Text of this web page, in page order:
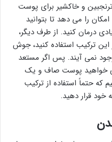
و خاکشیر برای پوست
را می دهد تا بتوانید
درمان کنید. از طرف دیگر،
این ترکیب استفاده کنید، جوش
نمی آیند. پس اگر مستعد
خواهید پوست صاف و یک
که حتماً استفاده از ترکیب
خود قرار دهید.